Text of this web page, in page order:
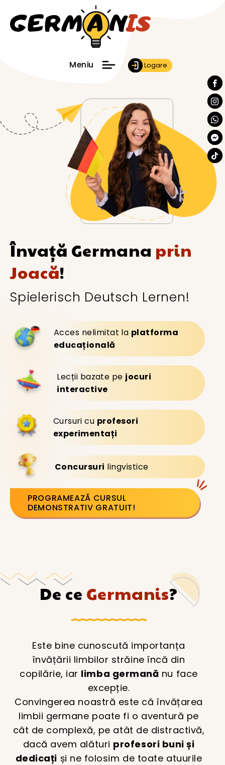
Meniu Logare
Învață Germana prin
Joacă!
Spielerisch Deutsch Lernen!
Acces nelimitat la platforma
educațională
Lecții bazate pe jocuri
interactive
Cursuri cu profesori
experimentați
Concursuri lingvistice
PROGRAMEAZĂ CURSUL
DEMONSTRATIV GRATUIT!
De ce Germanis?
Este bine cunoscută importanța
învățării limbilor străine încă din
copilărie, iar limba germană nu face
excepție.
Convingerea noastră este că învățarea
limbii germane poate fi o aventură pe
cât de complexă, pe atât de distractivă,
dacă avem alături profesori buni și
dedicați și ne folosim de toate atuurile